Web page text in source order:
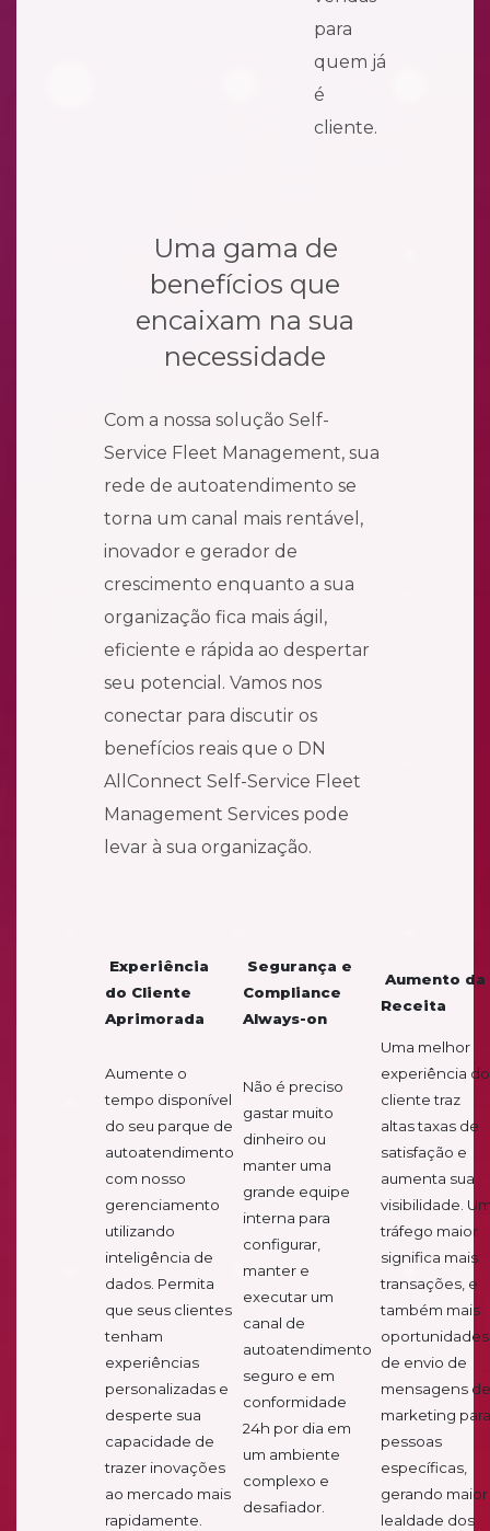
para
quem já
é
cliente.
Uma gama de
benefícios que
encaixam na sua
necessidade
Com a nossa solução Self-
Service Fleet Management, sua
rede de autoatendimento se
torna um canal mais rentável,
inovador e gerador de
crescimento enquanto a sua
organização fica mais ágil,
eficiente e rápida ao despertar
seu potencial. Vamos nos
conectar para discutir os
benefícios reais que o DN
AllConnect Self-Service Fleet
Management Services pode
levar à sua organização.
Experiência
do Cliente
Aprimorada
Segurança e
Compliance
Always-on
Aumento da
Receita
Aumente o
tempo disponível
do seu parque de
autoatendimento
com nosso
gerenciamento
utilizando
inteligência de
dados. Permita
que seus clientes
tenham
experiências
personalizadas e
desperte sua
capacidade de
trazer inovações
ao mercado mais
rapidamente.
Não é preciso
gastar muito
dinheiro ou
manter uma
grande equipe
interna para
configurar,
manter e
executar um
canal de
autoatendimento
seguro e em
conformidade
24h por dia em
um ambiente
complexo e
desafiador.
Uma melhor
experiência do
cliente traz
altas taxas de
satisfação e
aumenta sua
visibilidade.
tráfego maior
significa mais
transações, e
também mais
oportunidades
de envio de
mensagens de
marketing para
pessoas
específicas,
gerando maior
lealdade dos